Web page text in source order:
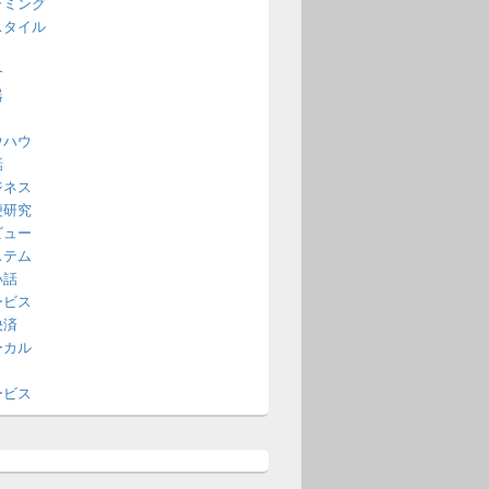
イル
ウ
ス
究
ー
ム
ス
ル
ス